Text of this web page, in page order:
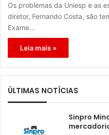
Os problemas da Uniesp e as
diretor, Fernando Costa, são
Exame…
Leia mais »
ÚLTIMAS NOTÍCIAS
Sinpro